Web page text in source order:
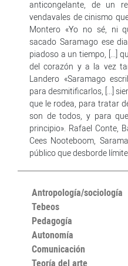
anticongelante, de un
vendavales de cinismo
Montero «Yo no sé, ni
sacado Saramago ese
piadoso a un tiempo, [...]
del corazón y a la vez
Landero «Saramago
para desmitificarlos, [...]
que le rodea, para tratar
son de todos, y para
principio». Rafael Conte,
Cees Nooteboom,
público que desborde
Antropología/sociología
Tebeos
Pedagogía
Autonomía
Comunicación
Teoría del arte